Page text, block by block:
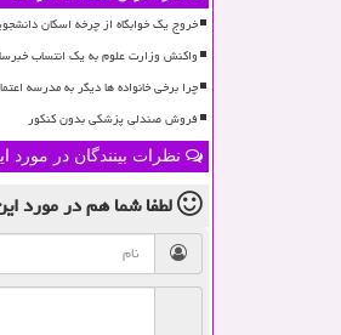
خروج یک خوابگاه از چرخه اسکان
واکنش وزارت علوم به یک انتساب
چرا برخی خانواده ها دیگر به مدرسه
فروش صندلی پزشکی بدون کنکور
نظرات بینندگان در مورد
لطفا شما همدر مورد